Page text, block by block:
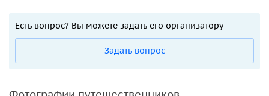
Есть вопрос? Вы можете задать его организатору
Задать вопрос